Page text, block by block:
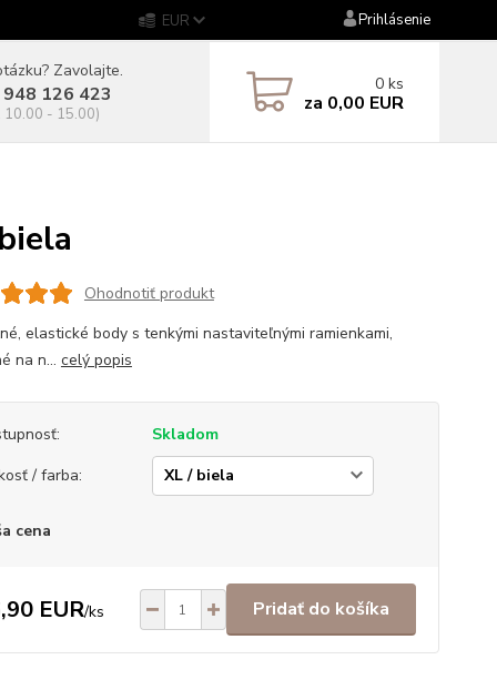
EUR Prihlásenie
Zavolajte.
126 423
10.00 - 15.00)
0 ks
za 0,00 EUR
Ohodnotiť produkt
elastické body s tenkými nastaviteľnými ramienkami,
na n... celý popis
Skladom
/ farba:
cena
EUR/ks Pridať do košíka